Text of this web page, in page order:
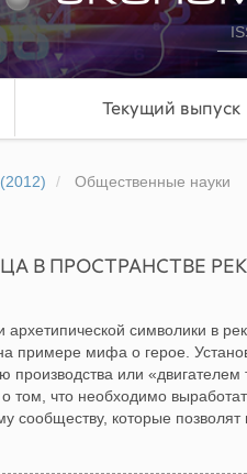
Текущий выпуск
Общественные науки
В ПРОСТРАНСТВЕ
символики в
примере мифа о герое.
производства или
том, что необходимо
сообществу, которые